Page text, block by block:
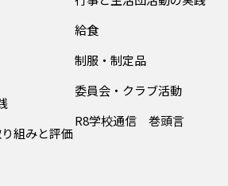
組みと評価
給食
制服・制定品
委員会・クラブ活動
R8学校通信 巻頭言